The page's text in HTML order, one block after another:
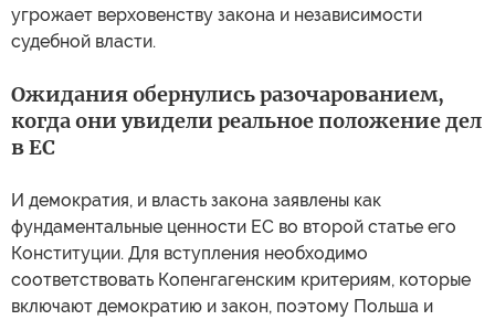
угрожает верховенству закона и независимости
судебной власти.
Ожидания обернулись разочарованием,
когда они увидели реальное положение дел
в ЕС
И демократия, и власть закона заявлены как
фундаментальные ценности ЕС во второй статье его
Конституции. Для вступления необходимо
соответствовать Копенгагенским критериям, которые
включают демократию и закон, поэтому Польша и